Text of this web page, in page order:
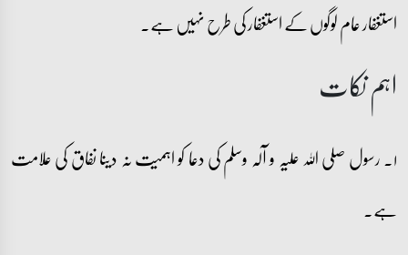
استغفار عام لوگوں کے استغفار کی طرح نہیں ہے۔
اہم نکات
۱۔ رسول صلی اللہ علیہ و آلہ وسلم کی دعا کو اہمیت نہ دینا نفاق کی علامت
ہے۔